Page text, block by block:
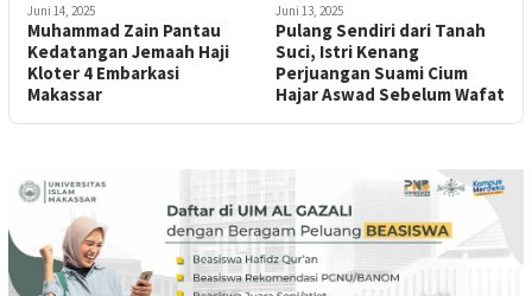
Juni 14, 2025
Muhammad Zain Pantau
Kedatangan Jemaah Haji
Kloter 4 Embarkasi
Makassar
Juni 13, 2025
Pulang Sendiri dari Tanah
Suci, Istri Kenang
Perjuangan Suami Cium
Hajar Aswad Sebelum Wafat